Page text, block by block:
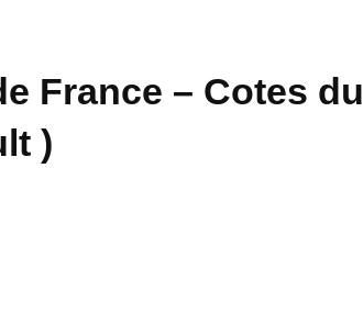
France – Cotes du
)